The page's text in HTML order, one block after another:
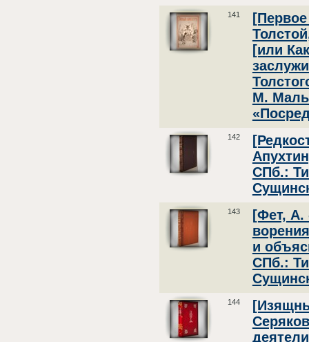
141
[или
М.
142
СПб.:
143
[Фет, А.
и
СПб.:
144